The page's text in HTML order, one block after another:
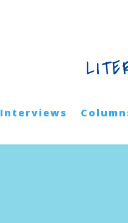
Interviews